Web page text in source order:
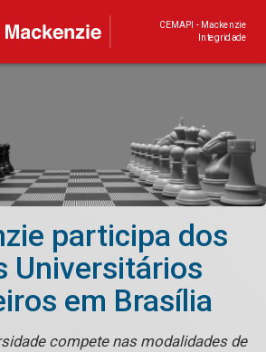
CEMAPI - Mackenzie
Integridade
participa dos
Universitários
em Brasília
compete nas modalidades de